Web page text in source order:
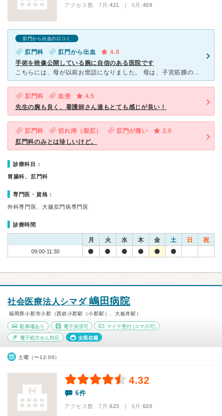
アクセス数 7月:421 | 6月:409
肛門から出血の口コミ
肛門科 肛門から出血
4.0
手術を映像公開している腕に自信のある医院です
こちらには、母が以前お世話になりました。 母は、子宮筋腫の手術後、痔を患い それでもしばらくは病院に行くのをためらっていましたが ある日、トイレが血まみれになっていたのを見て 私がネットで
肛門科 血便
4.5
先生の腕も良く、看護師さん達もとても感じが良い！
肛門科 切れ痔（裂肛） 肛門が痛い
2.0
肛門科のみとは珍しいけど。
診療科目：
胃腸科、肛門科
専門医・資格：
外科専門医、大腸肛門病専門医
診療時間
月 火 水 木 金 土 日 祝
09:00-11:30
社会医療法人シマダ 嶋田病院
福岡県小郡市小郡（西鉄小郡駅（小郡駅）、大板井駅）
駐車場あり 電子決済可 マイナ受付 (スマホ可)
電子処方せん対応 女医在籍
土曜（〜12:00）
4.32
6件
アクセス数 7月:623 | 6月:620